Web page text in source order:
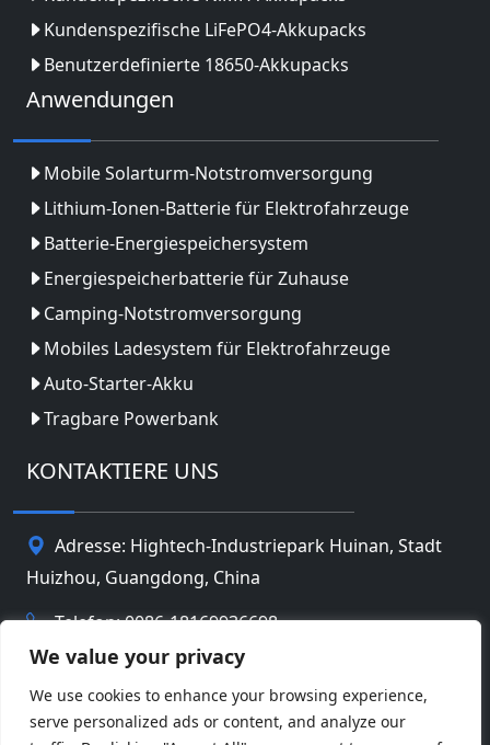
We value your privacy
We use cookies to enhance your browsing experience,
serve personalized ads or content, and analyze our
Kundenspezifische LiFePO4-Akkupacks
Benutzerdefinierte 18650-Akkupacks
Anwendungen
Mobile Solarturm-Notstromversorgung
Lithium-Ionen-Batterie für Elektrofahrzeuge
Batterie-Energiespeichersystem
Energiespeicherbatterie für Zuhause
Camping-Notstromversorgung
Mobiles Ladesystem für Elektrofahrzeuge
Auto-Starter-Akku
Tragbare Powerbank
KONTAKTIERE UNS
Adresse: Hightech-Industriepark Huinan, Stadt
Huizhou, Guangdong, China
Telefon: 0086-18169936698
info@jbbatterychina.com